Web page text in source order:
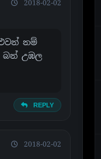
2018-02-02
නම්
බන් උඹල
REPLY
2018-02-02